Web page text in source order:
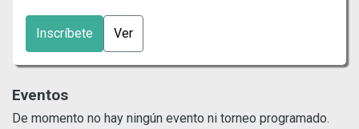
Inscríbete Ver
Eventos
De momento no hay ningún evento ni torneo programado.